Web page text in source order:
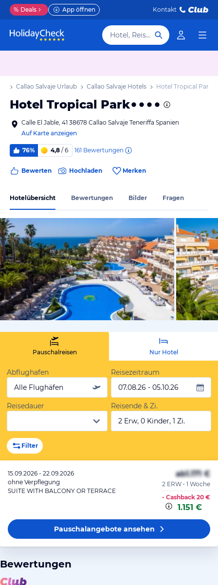
% Deals App öffnen Kontakt
Hotel, Reiseziel
Callao Salvaje Urlaub Callao Salvaje Hotels Hotel Tropical Park
Hotel Tropical Park
Calle El Jable, 41 38678 Callao Salvaje Teneriffa Spanien
Auf Karte anzeigen
76% 4,8 / 6 161 Bewertungen
Bewerten Hochladen Merken
Hotelübersicht Bewertungen Bilder Fragen
vom
Pauschalreisen Nur Hotel
Abflughafen
Alle Flughäfen
Reisezeitraum
07.08.26 - 05.10.26
Reisedauer
Reisende & Zi.
2 Erw, 0 Kinder, 1 Zi.
Filter
15.09.2026 - 22.09.2026
ohne Verpflegung
SUITE WITH BALCONY OR TERRACE
ab1.171 €
2 ERW • 1 Woche
- Cashback 20 €
1.151 €
Pauschalangeboteansehen
Bewertungen